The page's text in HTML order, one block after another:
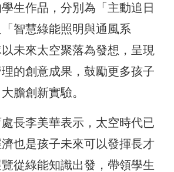
生作品，分別為「主動追日
智慧綠能照明與通風系
未來太空聚落為發想，呈現
的創意成果，鼓勵更多孩子
膽創新實驗。
長李美華表示，太空時代已
也是孩子未來可以發揮長才
從綠能知識出發，帶領學生